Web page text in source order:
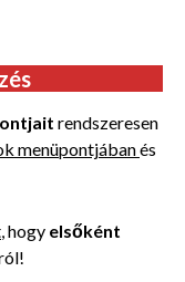
rendszeresen
menüpontjábanés
, hogy elsőként